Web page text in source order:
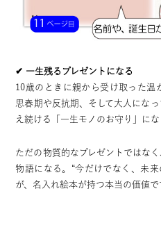
✔ 一生残るプレゼントになる
10歳のときに親から受け取った温
思春期や反抗期、そして大人にな
え続ける「一生モノのお守り」にな
ただの物質的なプレゼントではな
物語になる。“今だけでなく、未
が、名入れ絵本が持つ本当の価値で